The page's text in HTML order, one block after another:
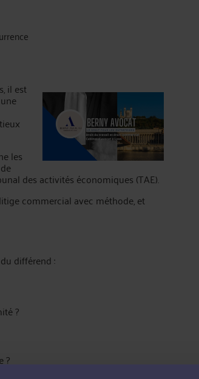
il est
les
des activités économiques (TAE).
commercial avec méthode, et
différend :
?
?